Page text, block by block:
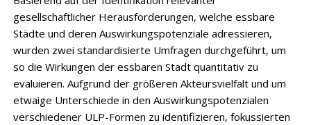
gesellschaftlicher Herausforderungen, welche essbare
Städte und deren Auswirkungspotenziale adressieren,
wurden zwei standardisierte Umfragen durchgeführt, um
so die Wirkungen der essbaren Stadt quantitativ zu
evaluieren. Aufgrund der größeren Akteursvielfalt und um
etwaige Unterschiede in den Auswirkungspotenzialen
verschiedener ULP-Formen zu identifizieren, fokussierten